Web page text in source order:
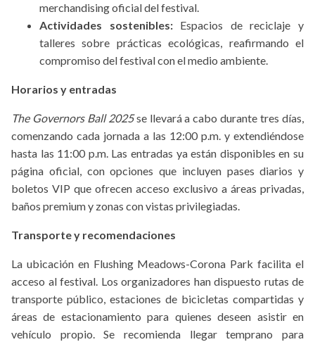
merchandising oficial del festival.
Actividades sostenibles:Espacios de reciclaje y
talleres sobre prácticas ecológicas, reafirmando el
compromiso del festival con el medio ambiente.
Horarios y entradas
The Governors Ball 2025se llevará a cabo durante tres días,
comenzando cada jornada a las 12:00 p.m. y extendiéndose
hasta las 11:00 p.m. Las entradas ya están disponibles en su
página oficial, con opciones que incluyen pases diarios y
boletos VIP que ofrecen acceso exclusivo a áreas privadas,
baños premium y zonas con vistas privilegiadas.
Transporte y recomendaciones
La ubicación en Flushing Meadows-Corona Park facilita el
acceso al festival. Los organizadores han dispuesto rutas de
transporte público, estaciones de bicicletas compartidas y
áreas de estacionamiento para quienes deseen asistir en
vehículo propio. Se recomienda llegar temprano para